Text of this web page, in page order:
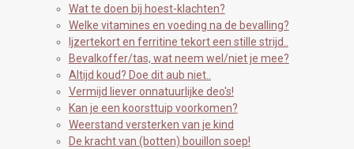
Wat te doen bij hoest-klachten?
Welke vitamines en voeding na de bevalling?
Ijzertekort en ferritine tekort een stille strijd..
Bevalkoffer/tas, wat neem wel/niet je mee?
Altijd koud? Doe dit aub niet..
Vermijd liever onnatuurlijke deo's!
Kan je een koorsttuip voorkomen?
Weerstand versterken van je kind
De kracht van (botten) bouillon soep!